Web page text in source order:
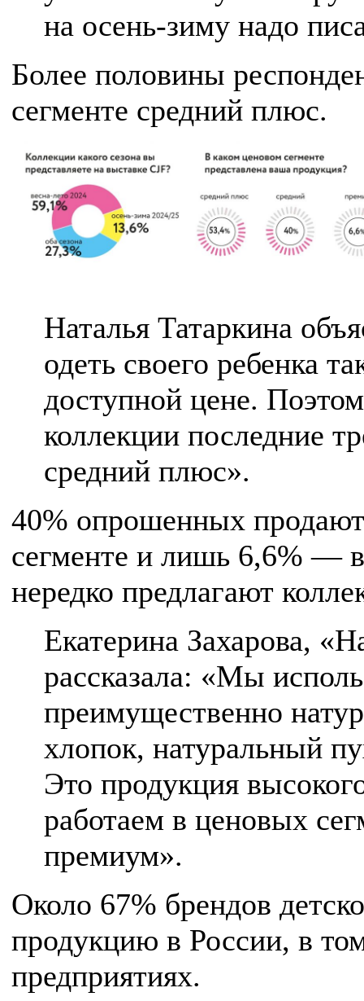
на осень-зиму надо
Более половины
сегменте средний плюс.
Наталья Татаркина
одеть своего ребенка
доступной цене.
коллекции последние
средний плюс».
40% опрошенных
сегменте и лишь 6,6% —
нередко предлагают
Екатерина Захарова,
рассказала: «Мы
преимущественно
хлопок, натуральный
Это продукция
работаем в ценовых
премиум».
Около 67% брендов
продукцию в России, в
предприятиях.